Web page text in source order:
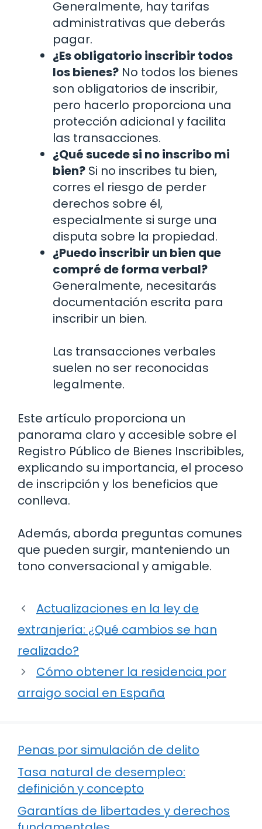
Generalmente, hay tarifas
administrativas que deberás
pagar.
¿Es obligatorio inscribir todos
los bienes? No todos los bienes
son obligatorios de inscribir,
pero hacerlo proporciona una
protección adicional y facilita
las transacciones.
¿Qué sucede si no inscribo mi
bien? Si no inscribes tu bien,
corres el riesgo de perder
derechos sobre él,
especialmente si surge una
disputa sobre la propiedad.
¿Puedo inscribir un bien que
compré de forma verbal?
Generalmente, necesitarás
documentación escrita para
inscribir un bien.
Las transacciones verbales
suelen no ser reconocidas
legalmente.
Este artículo proporciona un
panorama claro y accesible sobre el
Registro Público de Bienes Inscribibles,
explicando su importancia, el proceso
de inscripción y los beneficios que
conlleva.
Además, aborda preguntas comunes
que pueden surgir, manteniendo un
tono conversacional y amigable.
Actualizaciones en la ley de
extranjería: ¿Qué cambios se han
realizado?
Cómo obtener la residencia por
arraigo social en España
Penas por simulación de delito
Tasa natural de desempleo:
definición y concepto
Garantías de libertades y derechos